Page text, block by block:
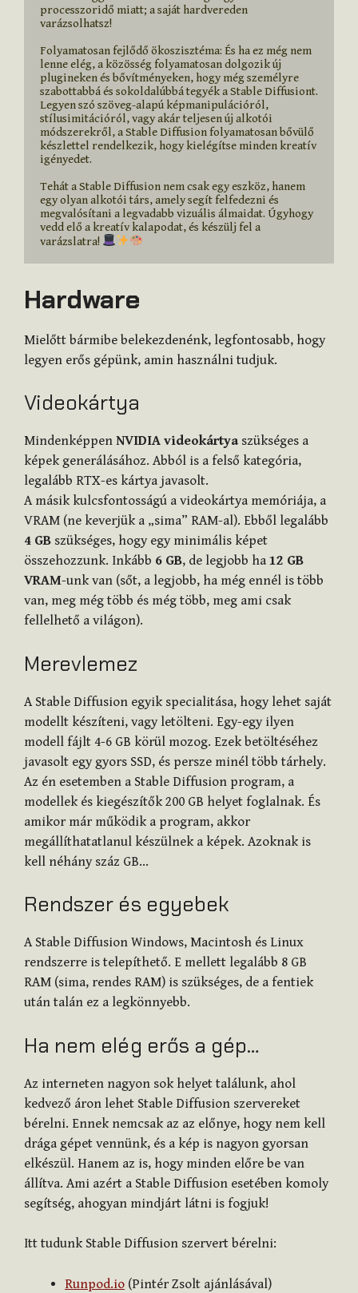
processzoridő miatt; a saját hardvereden
varázsolhatsz!
Folyamatosan fejlődő ökoszisztéma: És ha ez még nem
lenne elég, a közösség folyamatosan dolgozik új
plugineken és bővítményeken, hogy még személyre
szabottabbá és sokoldalúbbá tegyék a Stable Diffusiont.
Legyen szó szöveg-alapú képmanipulációról,
stílusimitációról, vagy akár teljesen új alkotói
módszerekről, a Stable Diffusion folyamatosan bővülő
készlettel rendelkezik, hogy kielégítse minden kreatív
igényedet.
Tehát a Stable Diffusion nem csak egy eszköz, hanem
egy olyan alkotói társ, amely segít felfedezni és
megvalósítani a legvadabb vizuális álmaidat. Úgyhogy
vedd elő a kreatív kalapodat, és készülj fel a
varázslatra!
Hardware
Mielőtt bármibe belekezdenénk, legfontosabb, hogy
legyen erős gépünk, amin használni tudjuk.
Videokártya
Mindenképpen NVIDIA videokártyaszükséges a
képek generálásához. Abból is a felső kategória,
legalább RTX-es kártya javasolt.
A másik kulcsfontosságú a videokártya memóriája, a
VRAM (ne keverjük a „sima” RAM-al). Ebből legalább
4 GB szükséges, hogy egy minimális képet
összehozzunk. Inkább 6 GB, de legjobb ha 12 GB
VRAM-unk van (sőt, a legjobb, ha még ennél is több
van, meg még több és még több, meg ami csak
fellelhető a világon).
Merevlemez
A Stable Diffusion egyik specialitása, hogy lehet saját
modellt készíteni, vagy letölteni. Egy-egy ilyen
modell fájlt 4-6 GB körül mozog. Ezek betöltéséhez
javasolt egy gyors SSD, és persze minél több tárhely.
Az én esetemben a Stable Diffusion program, a
modellek és kiegészítők 200 GB helyet foglalnak. És
amikor már működik a program, akkor
megállíthatatlanul készülnek a képek. Azoknak is
kell néhány száz GB…
Rendszer és egyebek
A Stable Diffusion Windows, Macintosh és Linux
rendszerre is telepíthető. E mellett legalább 8 GB
RAM (sima, rendes RAM) is szükséges, de a fentiek
után talán ez a legkönnyebb.
Ha nem elég erős a gép…
Az interneten nagyon sok helyet találunk, ahol
kedvező áron lehet Stable Diffusion szervereket
bérelni. Ennek nemcsak az az előnye, hogy nem kell
drága gépet vennünk, és a kép is nagyon gyorsan
elkészül. Hanem az is, hogy minden előre be van
állítva. Ami azért a Stable Diffusion esetében komoly
segítség, ahogyan mindjárt látni is fogjuk!
Itt tudunk Stable Diffusion szervert bérelni:
Runpod.io (Pintér Zsolt ajánlásával)